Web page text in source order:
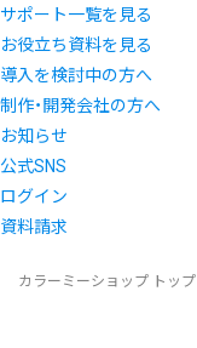
サポート一覧を見る
お役立ち資料を見る
導入を検討中の方へ
制作・開発会社の方へ
お知らせ
公式SNS
ログイン
資料請求
カラーミーショップ トップ